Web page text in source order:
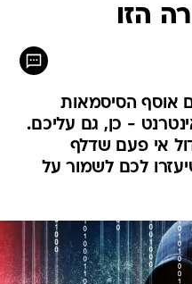
הזו
אוסף הסיסמאות
- כן, גם עליכם.
אי פעם שדלף
לכם לשמור על